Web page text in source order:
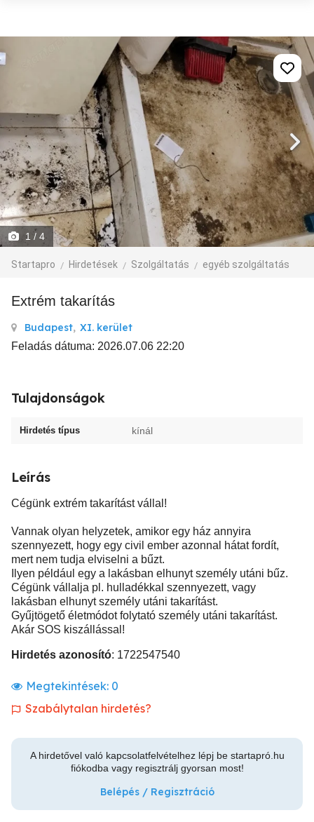
1 / 4
Startapro Hirdetések Szolgáltatás egyéb szolgáltatás
Extrém takarítás
Budapest, XI. kerület
Feladás dátuma: 2026.07.06 22:20
Tulajdonságok
Hirdetés típus kínál
Leírás
Cégünk extrém takarítást vállal!
Vannak olyan helyzetek, amikor egy ház annyira
szennyezett, hogy egy civil ember azonnal hátat fordít,
mert nem tudja elviselni a bűzt.
Ilyen például egy a lakásban elhunyt személy utáni bűz.
Cégünk vállalja pl. hulladékkal szennyezett, vagy
lakásban elhunyt személy utáni takarítást.
Gyűjtögető életmódot folytató személy utáni takarítást.
Akár SOS kiszállással!
Hirdetés azonosító: 1722547540
Megtekintések: 0
Szabálytalan hirdetés?
A hirdetővel való kapcsolatfelvételhez lépj be startapró.hu
fiókodba vagy regisztrálj gyorsan most!
Belépés / Regisztráció